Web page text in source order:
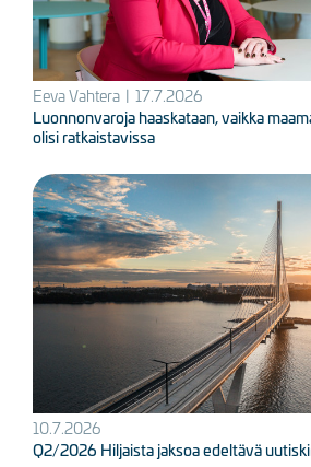
Eeva Vahtera | 17.7.2026
Luonnonvaroja haaskataan, vaikka
olisi ratkaistavissa
Kuva
10.7.2026
Q2/2026 Hiljaista jaksoa edeltävä